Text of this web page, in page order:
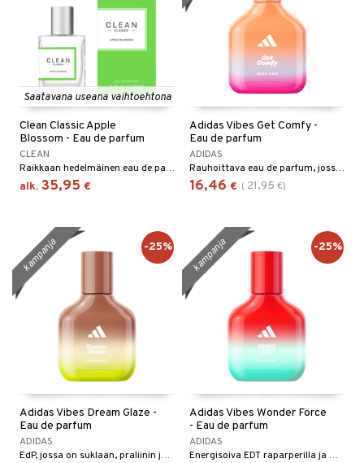
Saatavana useana vaihtoehtona
Clean Classic Apple
Blossom - Eau de parfum
CLEAN
Raikkaan hedelmäinen eau de parfum - Clean Classic
alk. 35,95 €
Adidas Vibes Get Comfy -
Eau de parfum
ADIDAS
Rauhoittava eau de parfum, jossa on mandariinin ja vaniljan tuoksu.
16,46 € ( 21,95 €)
Adidas Vibes Dream Glaze -
Eau de parfum
ADIDAS
EdP, jossa on suklaan, praliinin ja sitruksen tuoksu.
kampanja -25%
Adidas Vibes Wonder Force
- Eau de parfum
ADIDAS
Energisoiva EDT raparperilla ja myskillä
kampanja -25%